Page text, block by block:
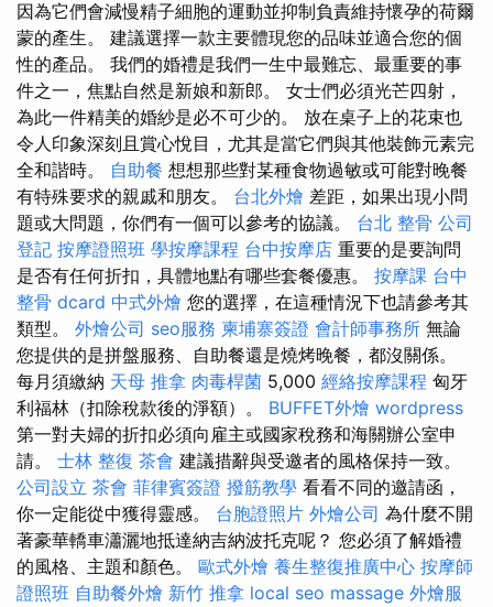
因為它們會減慢精子細胞的運動並抑制負責維持懷孕的荷爾
蒙的產生。 建議選擇一款主要體現您的品味並適合您的個
性的產品。 我們的婚禮是我們一生中最難忘、最重要的事
件之一，焦點自然是新娘和新郎。 女士們必須光芒四射，
為此一件精美的婚紗是必不可少的。 放在桌子上的花束也
令人印象深刻且賞心悅目，尤其是當它們與其他裝飾元素完
全和諧時。 自助餐 想想那些對某種食物過敏或可能對晚餐
有特殊要求的親戚和朋友。 台北外燴 差距，如果出現小問
題或大問題，你們有一個可以參考的協議。 台北 整骨 公司
登記 按摩證照班 學按摩課程 台中按摩店 重要的是要詢問
是否有任何折扣，具體地點有哪些套餐優惠。 按摩課 台中
整骨 dcard 中式外燴 您的選擇，在這種情況下也請參考其
類型。 外燴公司 seo服務 柬埔寨簽證 會計師事務所 無論
您提供的是拼盤服務、自助餐還是燒烤晚餐，都沒關係。
每月須繳納 天母 推拿 肉毒桿菌 5,000 經絡按摩課程 匈牙
利福林（扣除稅款後的淨額）。 BUFFET外燴 wordpress
第一對夫婦的折扣必須向雇主或國家稅務和海關辦公室申
請。 士林 整復 茶會 建議措辭與受邀者的風格保持一致。
公司設立 茶會 菲律賓簽證 撥筋教學 看看不同的邀請函，
你一定能從中獲得靈感。 台胞證照片 外燴公司 為什麼不開
著豪華轎車瀟灑地抵達納吉納波托克呢？ 您必須了解婚禮
的風格、主題和顏色。 歐式外燴 養生整復推廣中心 按摩師
證照班 自助餐外燴 新竹 推拿 local seo massage 外燴服